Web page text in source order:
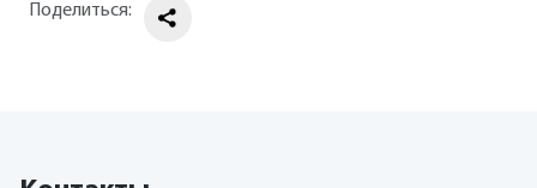
Поделиться: